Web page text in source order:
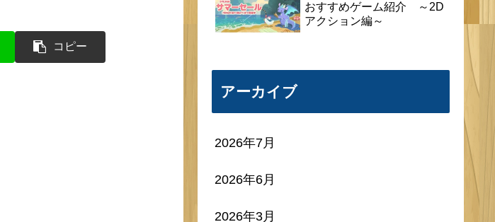
コピー
おすすめゲーム紹介 ～2D
アクション編～
アーカイブ
2026年7月
2026年6月
2026年3月